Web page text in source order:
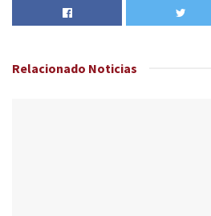
Relacionado Noticias